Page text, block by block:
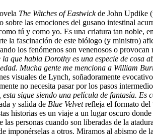
The Witches of Eastwickde John Updike
sobre las emociones del gusano intestinal
tú y como yo. Es una criatura tan noble,
la fascinación de este biólogo (y ministro)
los fenómenos son venenosos o provocan
la que habla Dorothy es una especie de
Mucha gente me menciona a William
visuales de Lynch, soñadoramente
no necesita pasar por los pasos
sigue siendo una película de fantasía. Es
y salida de Blue Velvetrefleja el formato del
historias es un viaje a un lugar oscuro
las personas cuando son liberadas de la
imponérselas a otros. Miramos al abismo de